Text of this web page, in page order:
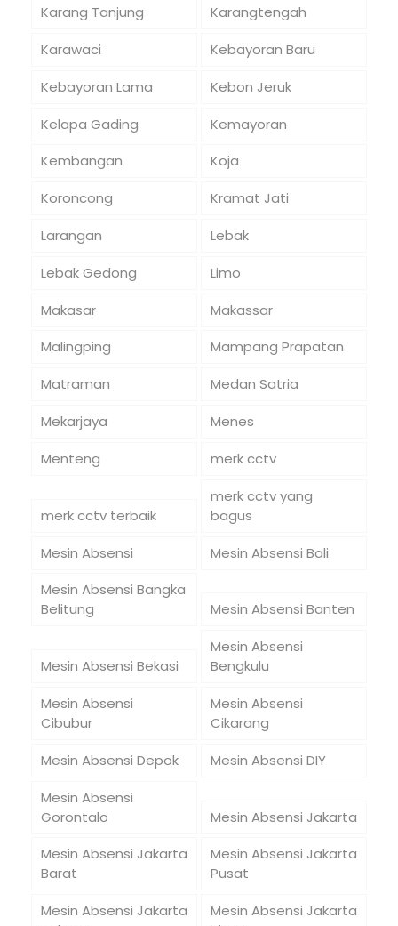
Karang Tanjung
Karangtengah
Karawaci
Kebayoran Baru
Kebayoran Lama
Kebon Jeruk
Kelapa Gading
Kemayoran
Kembangan
Koja
Koroncong
Kramat Jati
Larangan
Lebak
Lebak Gedong
Limo
Makasar
Makassar
Malingping
Mampang Prapatan
Matraman
Medan Satria
Mekarjaya
Menes
Menteng
merk cctv
merk cctv terbaik
merk cctv yang
bagus
Mesin Absensi
Mesin Absensi Bali
Mesin Absensi Bangka
Belitung
Mesin Absensi Banten
Mesin Absensi Bekasi
Mesin Absensi
Bengkulu
Mesin Absensi
Cibubur
Mesin Absensi
Cikarang
Mesin Absensi Depok
Mesin Absensi DIY
Mesin Absensi
Gorontalo
Mesin Absensi Jakarta
Mesin Absensi Jakarta
Barat
Mesin Absensi Jakarta
Pusat
Mesin Absensi Jakarta
Mesin Absensi Jakarta